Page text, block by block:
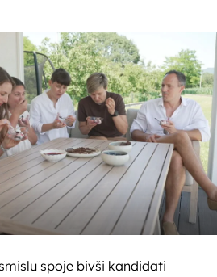
spoje bivši kandidati
OBAVIJESTI